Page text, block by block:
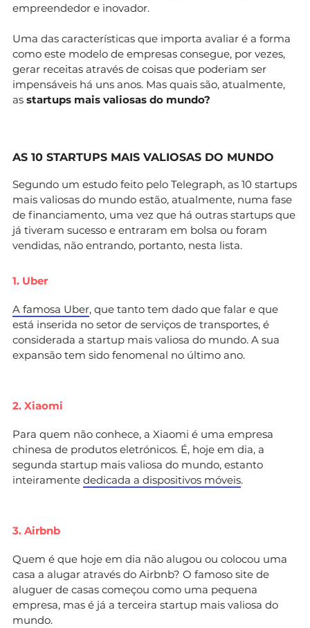
empreendedor e inovador.
Uma das características que importa avaliar é a forma
como este modelo de empresas consegue, por vezes,
gerar receitas através de coisas que poderiam ser
impensáveis há uns anos. Mas quais são, atualmente,
as startups mais valiosas do mundo?
AS 10 STARTUPS MAIS VALIOSAS DO MUNDO
Segundo um estudo feito pelo Telegraph, as 10 startups
mais valiosas do mundo estão, atualmente, numa fase
de financiamento, uma vez que há outras startups que
já tiveram sucesso e entraram em bolsa ou foram
vendidas, não entrando, portanto, nesta lista.
1. Uber
A famosa Uber, que tanto tem dado que falar e que
está inserida no setor de serviços de transportes, é
considerada a startup mais valiosa do mundo. A sua
expansão tem sido fenomenal no último ano.
2. Xiaomi
Para quem não conhece, a Xiaomi é uma empresa
chinesa de produtos eletrónicos. É, hoje em dia, a
segunda startup mais valiosa do mundo, estanto
inteiramente dedicada a dispositivos móveis.
3. Airbnb
Quem é que hoje em dia não alugou ou colocou uma
casa a alugar através do Airbnb? O famoso site de
aluguer de casas começou como uma pequena
empresa, mas é já a terceira startup mais valiosa do
mundo.